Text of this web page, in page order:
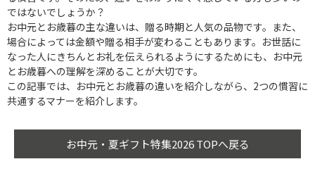
ではないでしょうか？
お中元とお歳暮の主な違いは、贈る時期と人気の品物です。また、
場合によっては金額や贈る相手が変わることもあります。お世話に
なった人にきちんとお礼を伝えられるようにするためにも、お中元
とお歳暮への理解を深めることが大切です。
この記事では、お中元とお歳暮の違いを紹介しながら、2つの慣習に
共通するマナーを紹介します。
お中元・夏ギフト特集2026 TOPへ戻る